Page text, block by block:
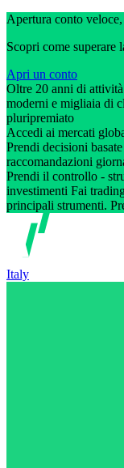
Apertura conto
Scopri come superare
Apri un conto
Oltre 20 anni di
moderni e migliaia di
pluripremiato
Accedi ai mercati
Prendi decisioni
raccomandazioni
Prendi il controllo -
investimenti Fai
principali strumenti.
Italy